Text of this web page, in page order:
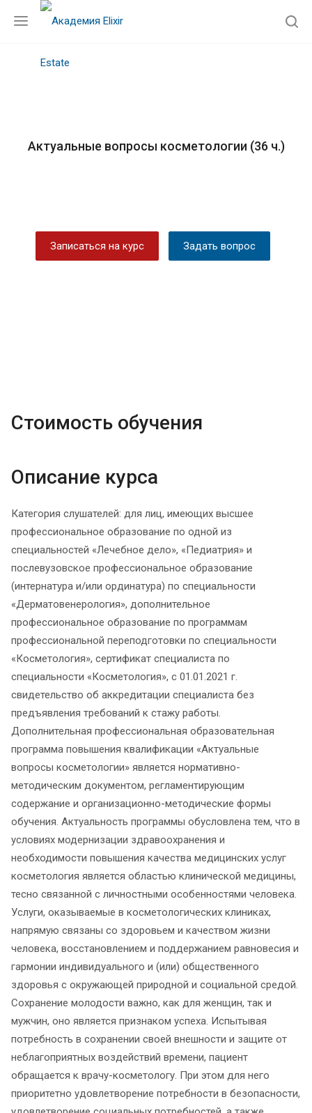
Актуальные вопросы косметологии (36 ч.)
Записаться на курс Задать вопрос
Стоимость обучения
Описание курса
Категория слушателей: для лиц, имеющих высшее
профессиональное образование по одной из
специальностей «Лечебное дело», «Педиатрия» и
послевузовское профессиональное образование
(интернатура и/или ординатура) по специальности
«Дерматовенерология», дополнительное
профессиональное образование по программам
профессиональной переподготовки по специальности
«Косметология», сертификат специалиста по
специальности «Косметология», с 01.01.2021 г.
свидетельство об аккредитации специалиста без
предъявления требований к стажу работы.
Дополнительная профессиональная образовательная
программа повышения квалификации «Актуальные
вопросы косметологии» является нормативно-
методическим документом, регламентирующим
содержание и организационно-методические формы
обучения. Актуальность программы обусловлена тем, что в
условиях модернизации здравоохранения и
необходимости повышения качества медицинских услуг
косметология является областью клинической медицины,
тесно связанной с личностными особенностями человека.
Услуги, оказываемые в косметологических клиниках,
напрямую связаны со здоровьем и качеством жизни
человека, восстановлением и поддержанием равновесия и
гармонии индивидуального и (или) общественного
здоровья с окружающей природной и социальной средой.
Сохранение молодости важно, как для женщин, так и
мужчин, оно является признаком успеха. Испытывая
потребность в сохранении своей внешности и защите от
неблагоприятных воздействий времени, пациент
обращается к врачу-косметологу. При этом для него
приоритетно удовлетворение потребности в безопасности,